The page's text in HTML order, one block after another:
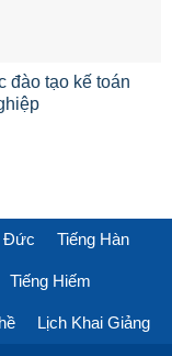
đào tạo kế toán
Đức Tiếng Hàn
Tiếng Hiếm
Lịch Khai Giảng